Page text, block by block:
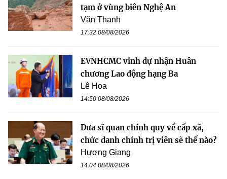
tạm ở vùng biên Nghệ An
Văn Thanh
17:32 08/08/2026
EVNHCMC vinh dự nhận Huân
chương Lao động hạng Ba
Lê Hoa
14:50 08/08/2026
Đưa sĩ quan chính quy về cấp xã,
chức danh chính trị viên sẽ thế nào?
Hương Giang
14:04 08/08/2026